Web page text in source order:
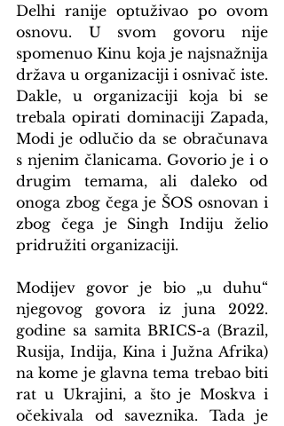
Delhi ranije optuživao po ovom
osnovu. U svom govoru nije
spomenuo Kinu koja je najsnažnija
država u organizaciji i osnivač iste.
Dakle, u organizaciji koja bi se
trebala opirati dominaciji Zapada,
Modi je odlučio da se obračunava
s njenim članicama. Govorio je i o
drugim temama, ali daleko od
onoga zbog čega je ŠOS osnovan i
zbog čega je Singh Indiju želio
pridružiti organizaciji.
Modijev govor je bio „u duhu“
njegovog govora iz juna 2022.
godine sa samita BRICS-a (Brazil,
Rusija, Indija, Kina i Južna Afrika)
na kome je glavna tema trebao biti
rat u Ukrajini, a što je Moskva i
očekivala od saveznika. Tada je